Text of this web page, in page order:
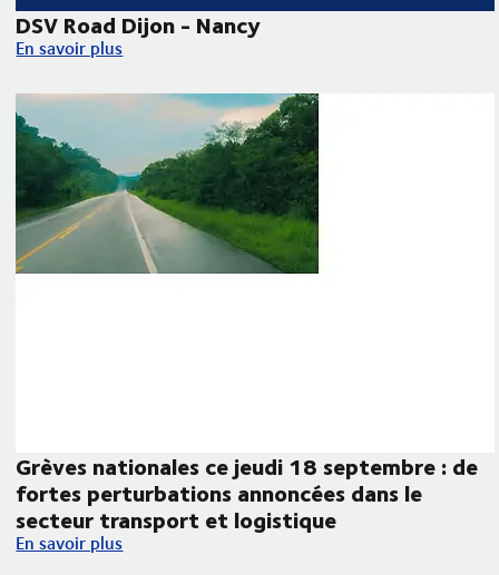
DSV Road Dijon - Nancy
DSV Road Dijon - Nancy
En savoir plus
Frontières MACF
Grèves nationales ce jeudi 18 septembre : de
fortes perturbations annoncées dans le
secteur transport et logistique
Grèves nationales ce jeudi 18 septembre : de fortes
En savoir plus